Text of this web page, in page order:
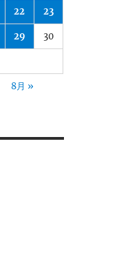
22 23
29 30
8月 »